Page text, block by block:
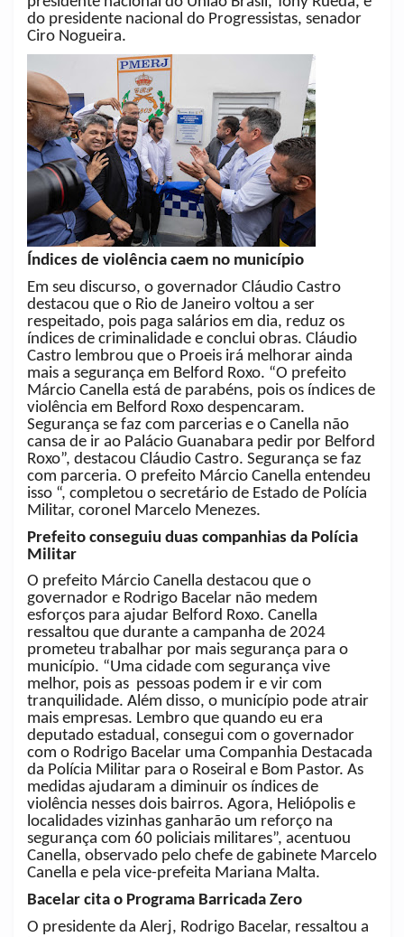
do presidente nacional do Progressistas, senador
Ciro Nogueira.
Índices de violência caem no município
Em seu discurso, o governador Cláudio Castro
destacou que o Rio de Janeiro voltou a ser
respeitado, pois paga salários em dia, reduz os
índices de criminalidade e conclui obras. Cláudio
Castro lembrou que o Proeis irá melhorar ainda
mais a segurança em Belford Roxo. “O prefeito
Márcio Canella está de parabéns, pois os índices de
violência em Belford Roxo despencaram.
Segurança se faz com parcerias e o Canella não
cansa de ir ao Palácio Guanabara pedir por Belford
Roxo”, destacou Cláudio Castro. Segurança se faz
com parceria. O prefeito Márcio Canella entendeu
isso “, completou o secretário de Estado de Polícia
Militar, coronel Marcelo Menezes.
Prefeito conseguiu duas companhias da Polícia
Militar
O prefeito Márcio Canella destacou que o
governador e Rodrigo Bacelar não medem
esforços para ajudar Belford Roxo. Canella
ressaltou que durante a campanha de 2024
prometeu trabalhar por mais segurança para o
município. “Uma cidade com segurança vive
melhor, pois as pessoas podem ir e vir com
tranquilidade. Além disso, o município pode atrair
mais empresas. Lembro que quando eu era
deputado estadual, consegui com o governador
com o Rodrigo Bacelar uma Companhia Destacada
da Polícia Militar para o Roseiral e Bom Pastor. As
medidas ajudaram a diminuir os índices de
violência nesses dois bairros. Agora, Heliópolis e
localidades vizinhas ganharão um reforço na
segurança com 60 policiais militares”, acentuou
Canella, observado pelo chefe de gabinete Marcelo
Canella e pela vice-prefeita Mariana Malta.
Bacelar cita o Programa Barricada Zero
O presidente da Alerj, Rodrigo Bacelar, ressaltou a